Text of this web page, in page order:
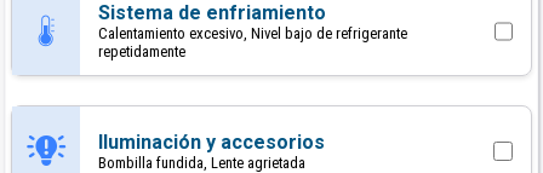
Sistema de enfriamiento
Calentamiento excesivo, Nivel bajo de refrigerante
repetidamente
Iluminación y accesorios
Bombilla fundida, Lente agrietada